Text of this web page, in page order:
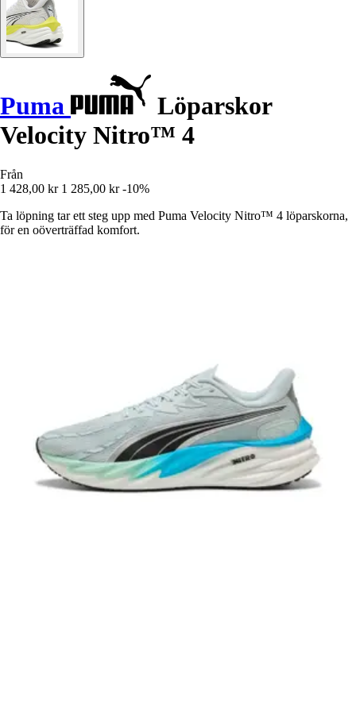
Puma
Löparskor
Velocity Nitro™ 4
Från
1 428,00 kr 1 285,00 kr -10%
Ta löpning tar ett steg upp med Puma Velocity Nitro™ 4 löparskorna,
för en oöverträffad komfort.